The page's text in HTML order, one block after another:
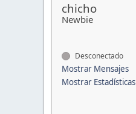
chicho
Newbie
Desconectado
Mostrar Mensajes
Mostrar Estadísticas